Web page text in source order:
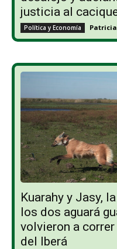
justicia al
Política y Economía
Kuarahy y Jasy,
los dos aguará
volvieron a
del Iberá